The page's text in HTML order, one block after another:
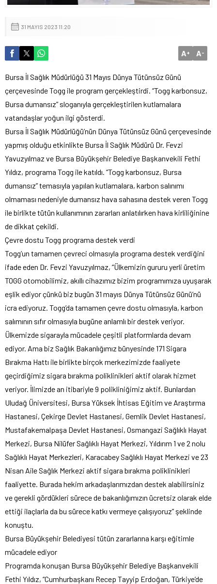
31 MAYIS 2023 11:20
A+ A-
Bursa İl Sağlık Müdürlüğü 31 Mayıs Dünya Tütünsüz Günü
çerçevesinde Togg ile program gerçekleştirdi. “Togg karbonsuz,
Bursa dumansız” sloganıyla gerçekleştirilen kutlamalara
vatandaşlar yoğun ilgi gösterdi.
Bursa İl Sağlık Müdürlüğü’nün Dünya Tütünsüz Günü çerçevesinde
yapmış olduğu etkinlikte Bursa İl Sağlık Müdürü Dr. Fevzi
Yavuzyılmaz ve Bursa Büyükşehir Belediye Başkanvekili Fethi
Yıldız, programa Togg ile katıldı. “Togg karbonsuz, Bursa
dumansız” temasıyla yapılan kutlamalara, karbon salınımı
olmaması nedeniyle dumansız hava sahasına destek veren Togg
ile birlikte tütün kullanımının zararları anlatılırken hava kirliliğinine
de dikkat çekildi.
Çevre dostu Togg programa destek verdi
Togg’un tamamen çevreci olmasıyla programa destek verdiğini
ifade eden Dr. Fevzi Yavuzyılmaz, “Ülkemizin gururu yerli üretim
TOGG otomobilimiz, akıllı cihazımız bizim programımıza uyuşarak
eşlik ediyor çünkü biz bugün 31 mayıs Dünya Tütünsüz Günü’nü
icra ediyoruz. Togg’da tamamen çevre dostu olmasıyla, karbon
salımının sıfır olmasıyla bugüne anlamlı bir destek veriyor.
Ülkemizde sigarayla mücadele çeşitli platformlarda devam
ediyor. Ama biz Sağlık Bakanlığımız bünyesinde 171 Sigara
Bırakma Hattı ile birlikte birçok merkezimizde faaliyete
geçirdiğimiz sigara bırakma poliklinikleri aktif olarak hizmet
veriyor. İlimizde an itibariyle 9 polikliniğimiz aktif. Bunlardan
Uludağ Üniversitesi, Bursa Yüksek İhtisas Eğitim ve Araştırma
Hastanesi, Çekirge Devlet Hastanesi, Gemlik Devlet Hastanesi,
Mustafakemalpaşa Devlet Hastanesi, Osmangazi Sağlıklı Hayat
Merkezi, Bursa Nilüfer Sağlıklı Hayat Merkezi, Yıldırım 1 ve 2 nolu
Sağlıklı Hayat Merkezleri, Karacabey Sağlıklı Hayat Merkezi ve 23
Nisan Aile Sağlık Merkezi aktif sigara bırakma poliklinikleri
faaliyette. Burada hekim arkadaşlarımızdan destek alabilirsiniz
ve gerekli gördükleri sürece de bakanlığımızın ücretsiz olarak elde
ettiği ilaçlarla da bu sürece katkı vermeye çalışıyoruz” şeklinde
konuştu.
Bursa Büyükşehir Belediyesi tütün zararlarına karşı eğitimle
mücadele ediyor
Programda konuşan Bursa Büyükşehir Belediye Başkanvekili
Fethi Yıldız, “Cumhurbaşkanı Recep Tayyip Erdoğan, Türkiye’de